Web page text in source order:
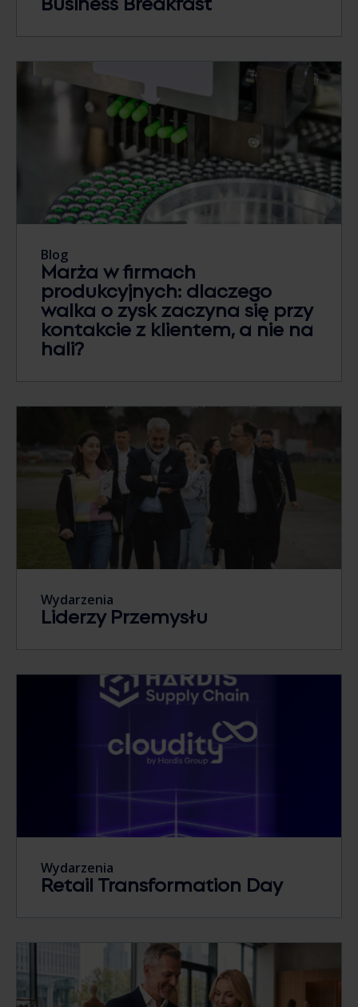
Blog
Marża w firmach
produkcyjnych: dlaczego
walka o zysk zaczyna się przy
kontakcie z klientem, a nie na
hali?
Wydarzenia
Liderzy Przemysłu
Wydarzenia
Retail Transformation Day